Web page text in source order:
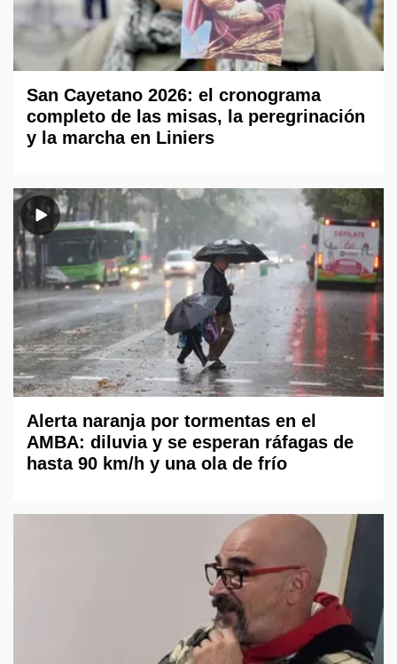
San Cayetano 2026: el cronograma
completo de las misas, la peregrinación
y la marcha en Liniers
Alerta naranja por tormentas en el
AMBA: diluvia y se esperan ráfagas de
hasta 90 km/h y una ola de frío